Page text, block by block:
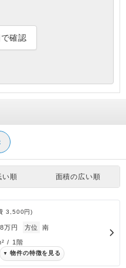
確認
い順 面積の広い順
3,500円)
万円 方位 南
/ 1階
▼ 物件の特徴を見る